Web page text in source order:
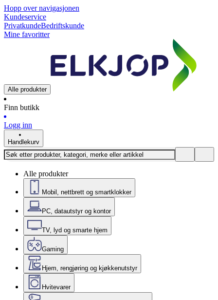
Hopp over navigasjonen
Kundeservice
PrivatkundeBedriftskunde
Mine favoritter
Alle produkter
Finn butikk
Logg inn
Handlekurv
Alle produkter
Mobil, nettbrett og smartklokker
PC, datautstyr og kontor
TV, lyd og smarte hjem
Gaming
Hjem, rengjøring og kjøkkenutstyr
Hvitevarer